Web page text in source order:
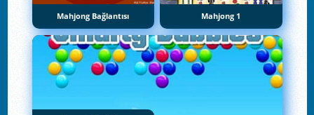
Mahjong Bağlantısı Mahjong 1